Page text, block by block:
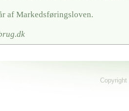
af Markedsføringsloven.